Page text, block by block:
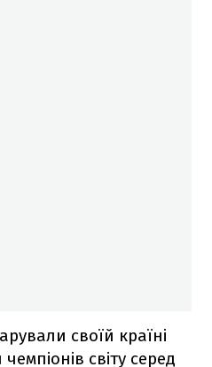
своїй країні
світу серед